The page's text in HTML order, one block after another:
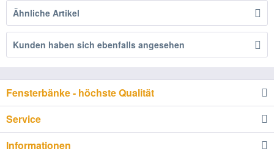
Ähnliche Artikel
Kunden haben sich ebenfalls angesehen
Fensterbänke - höchste Qualität
Service
Informationen